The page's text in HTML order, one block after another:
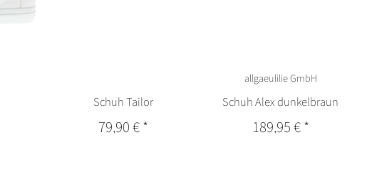
Schuh Tailor
79,90 €*
allgaeulilie GmbH
Schuh Alex dunkelbraun
189,95 €*